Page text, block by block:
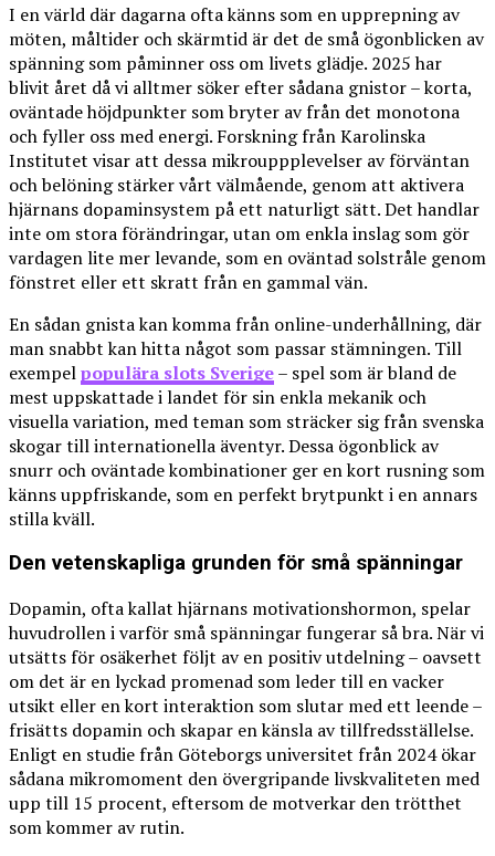
I en värld där dagarna ofta känns som en upprepning av
möten, måltider och skärmtid är det de små ögonblicken av
spänning som påminner oss om livets glädje. 2025 har
blivit året då vi alltmer söker efter sådana gnistor – korta,
oväntade höjdpunkter som bryter av från det monotona
och fyller oss med energi. Forskning från Karolinska
Institutet visar att dessa mikrouppplevelser av förväntan
och belöning stärker vårt välmående, genom att aktivera
hjärnans dopaminsystem på ett naturligt sätt. Det handlar
inte om stora förändringar, utan om enkla inslag som gör
vardagen lite mer levande, som en oväntad solstråle genom
fönstret eller ett skratt från en gammal vän.
En sådan gnista kan komma från online-underhållning, där
man snabbt kan hitta något som passar stämningen. Till
exempelpopulära slots Sverige– spel som är bland de
mest uppskattade i landet för sin enkla mekanik och
visuella variation, med teman som sträcker sig från svenska
skogar till internationella äventyr. Dessa ögonblick av
snurr och oväntade kombinationer ger en kort rusning som
känns uppfriskande, som en perfekt brytpunkt i en annars
stilla kväll.
Den vetenskapliga grunden för små spänningar
Dopamin, ofta kallat hjärnans motivationshormon, spelar
huvudrollen i varför små spänningar fungerar så bra. När vi
utsätts för osäkerhet följt av en positiv utdelning – oavsett
om det är en lyckad promenad som leder till en vacker
utsikt eller en kort interaktion som slutar med ett leende –
frisätts dopamin och skapar en känsla av tillfredsställelse.
Enligt en studie från Göteborgs universitet från 2024 ökar
sådana mikromoment den övergripande livskvaliteten med
upp till 15 procent, eftersom de motverkar den trötthet
som kommer av rutin.